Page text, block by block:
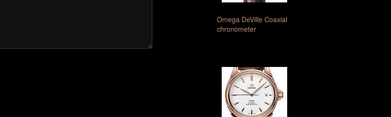
Omega DeVille Coaxial
chronometer